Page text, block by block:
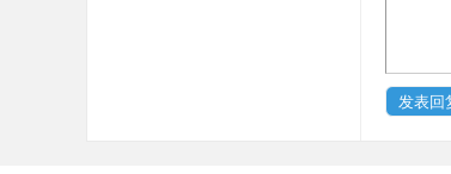
发表回